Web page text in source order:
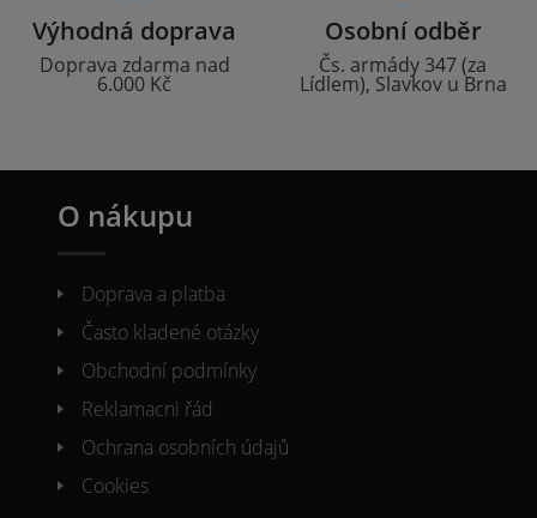
Výhodná doprava
Doprava zdarma nad
6.000 Kč
Osobní odběr
Čs. armády 347 (za
Lídlem), Slavkov u Brna
O nákupu
Doprava a platba
Často kladené otázky
Obchodní podmínky
Reklamacni řád
Ochrana osobních údajů
Cookies